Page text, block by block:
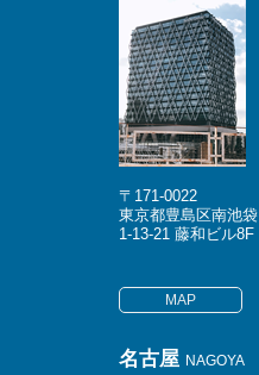
〒171-0022
東京都豊島区南池袋
1-13-21 藤和ビル8F
MAP
名古屋 NAGOYA